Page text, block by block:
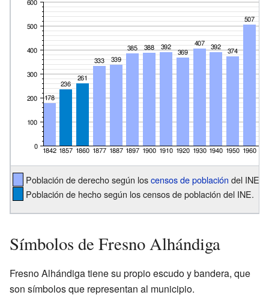
Población de derecho según loscensos de población del INE.
Población de hecho según los censos de población del INE.
Símbolos de Fresno Alhándiga
Fresno Alhándiga tiene su propio escudo y bandera, que
son símbolos que representan al municipio.